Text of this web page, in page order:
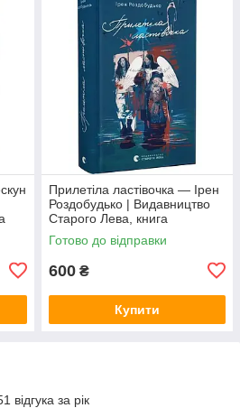
Прилетіла ластівочка — Ірен
Роздобудько | Видавництво
Старого Лева, книга
українською, нова, тверда
Готово до відправки
600 ₴
Купити
відгука за рік